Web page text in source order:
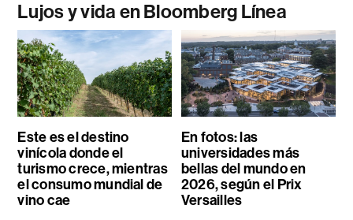
Lujos y vida en Bloomberg Línea
Este es el destino
vinícola donde el
turismo crece, mientras
el consumo mundial de
vino cae
En fotos: las
universidades más
bellas del mundo en
2026, según el Prix
Versailles